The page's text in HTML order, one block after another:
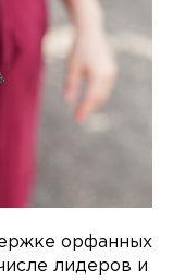
орфанных
лидеров и